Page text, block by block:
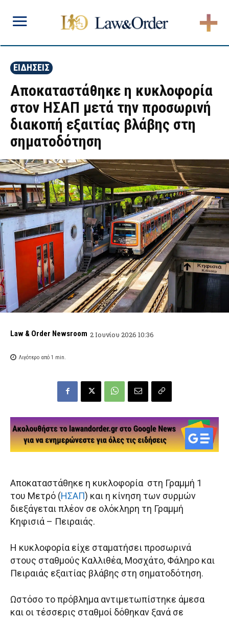
ΕΙΔΗΣΕΙΣ
Αποκαταστάθηκε η κυκλοφορία
στον ΗΣΑΠ μετά την προσωρινή
διακοπή εξαιτίας βλάβης στη
σηματοδότηση
Law & Order Newsroom 2 Ιουνίου 2026 10:36
Λιγότερο από 1 min.
Αποκαταστάθηκε η κυκλοφορία στη Γραμμή 1
του Μετρό (ΗΣΑΠ) και η κίνηση των συρμών
διεξάγεται πλέον σε ολόκληρη τη Γραμμή
Κηφισιά – Πειραιάς.
Η κυκλοφορία είχε σταματήσει προσωρινά
στους σταθμούς Καλλιθέα, Μοσχάτο, Φάληρο και
Πειραιάς εξαιτίας βλάβης στη σηματοδότηση.
Ωστόσο το πρόβλημα αντιμετωπίστηκε άμεσα
και οι τέσσερις σταθμοί δόθηκαν ξανά σε